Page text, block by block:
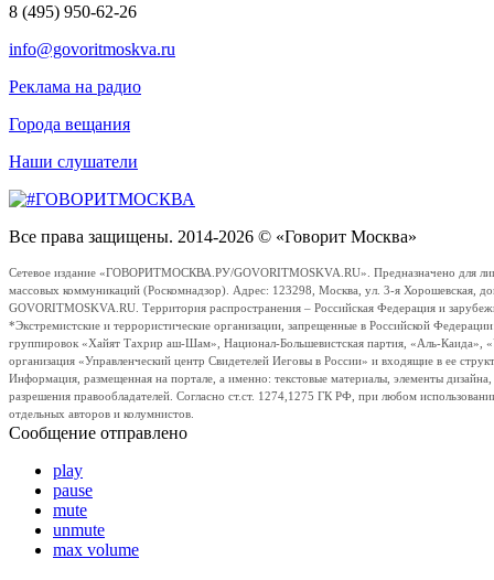
8 (495) 950-62-26
info@govoritmoskva.ru
Реклама на радио
Города вещания
Наши слушатели
Все права защищены. 2014-2026 © «Говорит Москва»
Сетевое издание «ГОВОРИТМОСКВА.РУ/GOVORITMOSKVA.RU». Предназначено для
массовых коммуникаций (Роскомнадзор). Адрес: 123298, Москва, ул. 3-я
GOVORITMOSKVA.RU. Территория распространения – Российская Федерация и
*Экстремистские и террористические организации, запрещенные в Российской
группировок «Хайят Тахрир аш-Шам», Национал-Большевистская партия, «Аль-
организация «Управленческий центр Свидетелей Иеговы в России» и входящие в ее
Информация, размещенная на портале, а именно: текстовые материалы, элементы
разрешения правообладателей. Согласно ст.ст. 1274,1275 ГК РФ, при любом
отдельных авторов и колумнистов.
Сообщение отправлено
play
pause
mute
unmute
max volume